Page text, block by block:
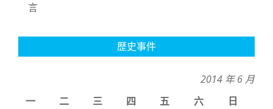
言
歷史事件
2014 年 6 月
一
二 三 四 五 六
日